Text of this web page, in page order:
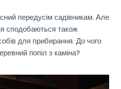
передусім садівникам. Але
сподобаються також
для прибирання. До чого
попіл з каміна?